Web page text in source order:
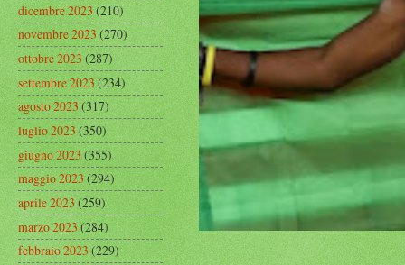
dicembre 2023(210)
novembre 2023(270)
ottobre 2023(287)
settembre 2023(234)
agosto 2023(317)
luglio 2023(350)
giugno 2023(355)
maggio 2023(294)
aprile 2023(259)
marzo 2023(284)
febbraio 2023(229)